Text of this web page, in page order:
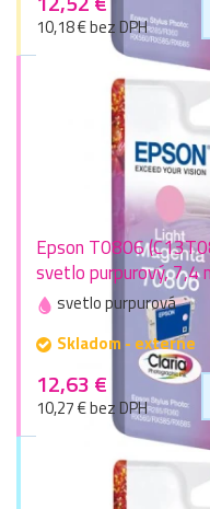
10,18 € bez DPH
Epson T0806
svetlo purpurový, 7,4
svetlo purpurová
Skladom - externe
12,63 €
10,27 € bez DPH